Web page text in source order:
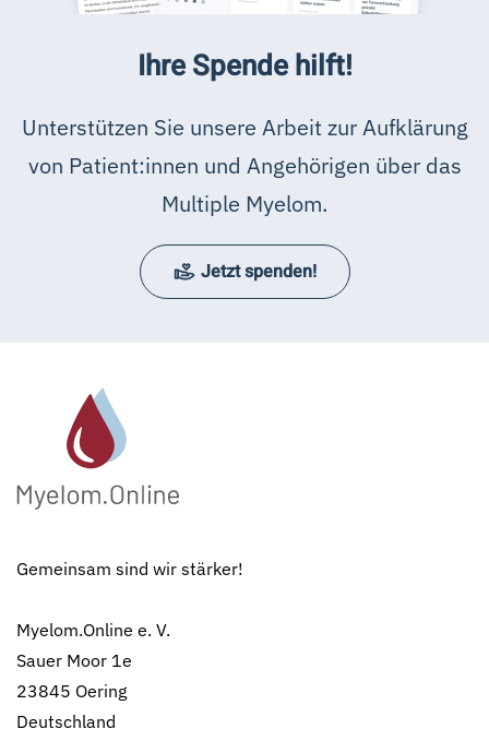
Ihre Spende hilft!
Unterstützen Sie unsere Arbeit zur Aufklärung
von Patient:innen und Angehörigen über das
Multiple Myelom.
Jetzt spenden!
Gemeinsam sind wir stärker!
Myelom.Online e. V.
Sauer Moor 1e
23845 Oering
Deutschland